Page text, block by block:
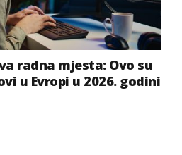
radna mjesta: Ovo su
u Evropi u 2026. godini